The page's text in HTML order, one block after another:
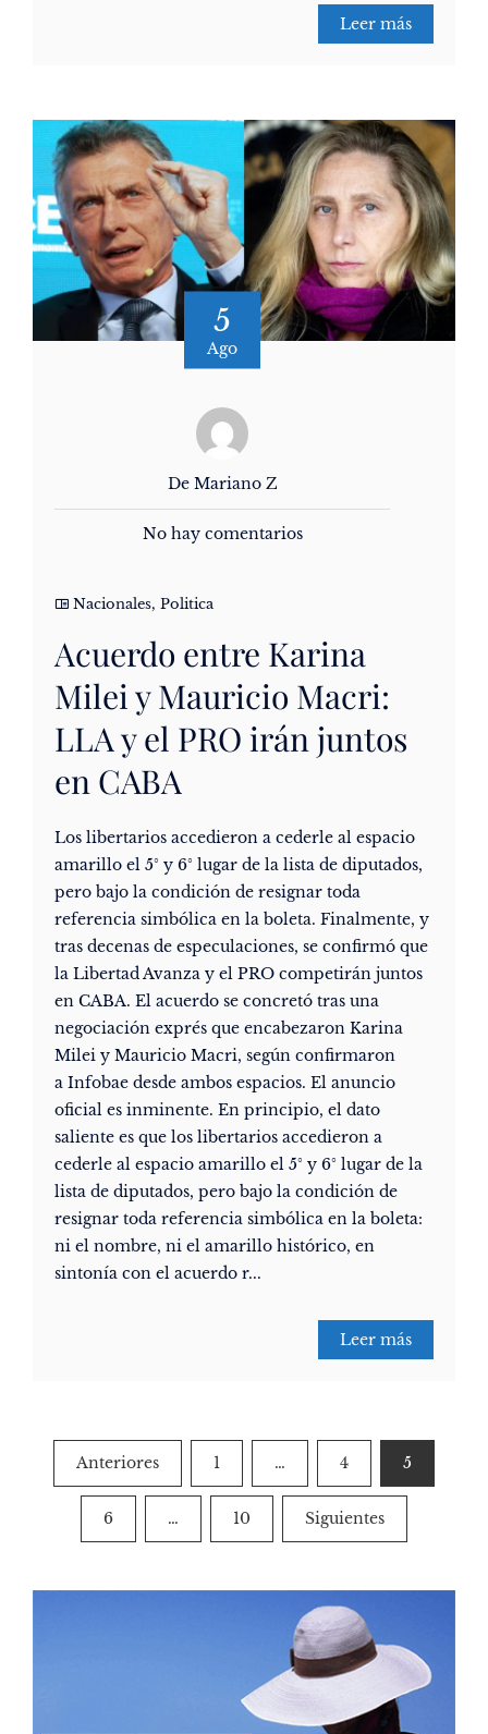
Leer más
5
Ago
De Mariano Z
No hay comentarios
Nacionales, Politica
Acuerdo entre Karina
Milei y Mauricio Macri:
LLA y el PRO irán juntos
en CABA
Los libertarios accedieron a cederle al espacio
amarillo el 5° y 6° lugar de la lista de diputados,
pero bajo la condición de resignar toda
referencia simbólica en la boleta. Finalmente, y
tras decenas de especulaciones, se confirmó que
la Libertad Avanza y el PRO competirán juntos
en CABA. El acuerdo se concretó tras una
negociación exprés que encabezaron Karina
Milei y Mauricio Macri, según confirmaron
a Infobae desde ambos espacios. El anuncio
oficial es inminente. En principio, el dato
saliente es que los libertarios accedieron a
cederle al espacio amarillo el 5° y 6° lugar de la
lista de diputados, pero bajo la condición de
resignar toda referencia simbólica en la boleta:
ni el nombre, ni el amarillo histórico, en
sintonía con el acuerdo r...
Leer más
Paginación
de
entradas
Anteriores 1 … 4 5
6 … 10 Siguientes